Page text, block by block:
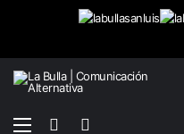
Menú
Buscar